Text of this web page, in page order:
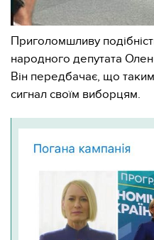
Приголомшливу
народного депутата
Він передбачає, що
сигнал своїм виборцям.